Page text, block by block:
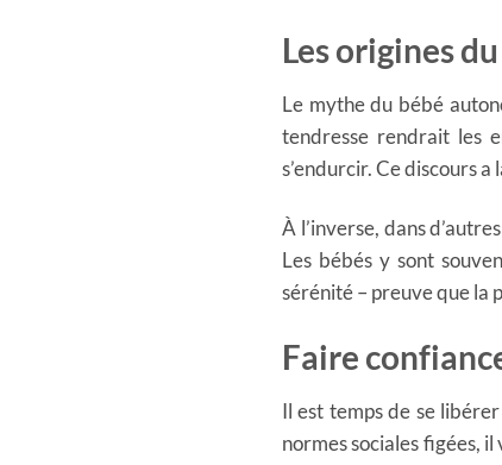
Les origines
Le mythe du bébé
tendresse rendrait les
s’endurcir. Ce discours
À l’inverse, dans
Les bébés y sont
sérénité – preuve que la
Faire
Il est temps de se
normes sociales figées,